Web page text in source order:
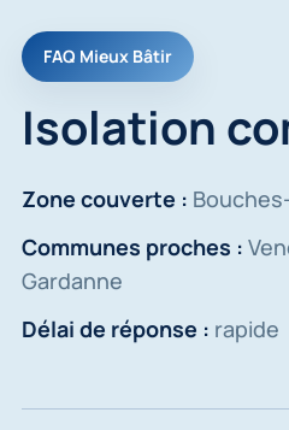
FAQ Mieux Bâtir
Isolation
Zone couverte :
Communes proches :
Gardanne
Délai de réponse : rapide